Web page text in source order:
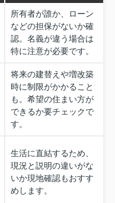
所有者が誰か、ローン
などの担保がないか確
認。名義が違う場合は
特に注意が必要です。
将来の建替えや増改築
時に制限がかかること
も。希望の住まい方が
できるか要チェックで
す。
生活に直結するため、
現況と説明の違いがな
いか現地確認もおすす
めします。